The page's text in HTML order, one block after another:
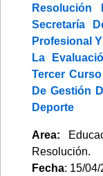
Secretaría
Profesional
La
Tercer
De Gestión
Deporte
Area:
Resolución.
Fecha: 15/